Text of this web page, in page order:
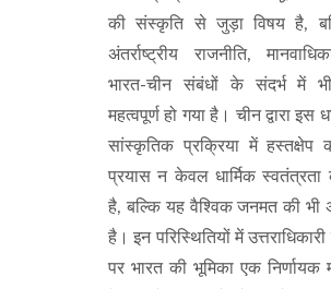
की संस्कृति से जुड़ा विषय है,
अंतर्राष्ट्रीय राजनीति,
भारत-चीन संबंधों के संदर्भ में
महत्वपूर्ण हो गया है। चीन द्वारा इस
सांस्कृतिक प्रक्रिया में हस्तक्षेप
प्रयास न केवल धार्मिक स्वतंत्रता
है, बल्कि यह वैश्विक जनमत की भी
है। इन परिस्थितियों में
पर भारत की भूमिका एक निर्णायक